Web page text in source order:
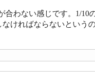
わない感じです。1/10
なければならないという